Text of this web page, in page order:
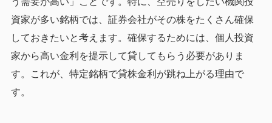
資家が多い銘柄では、証券会社がその株をたくさん確保
しておきたいと考えます。確保するためには、個人投資
家から高い金利を提示して貸してもらう必要がありま
す。これが、特定銘柄で貸株金利が跳ね上がる理由で
す。